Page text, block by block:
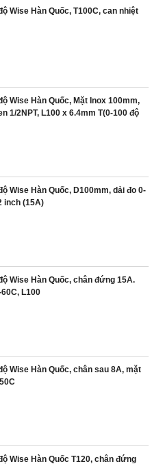
Wise Hàn Quốc, T100C, can nhiệt
Wise Hàn Quốc, Mặt Inox 100mm,
1/2NPT, L100 x 6.4mm T(0-100 độ
Wise Hàn Quốc, D100mm, dải đo 0-
inch (15A)
Wise Hàn Quốc, chân đứng 15A.
L100
Wise Hàn Quốc, chân sau 8A, mặt
Wise Hàn Quốc T120, chân đứng